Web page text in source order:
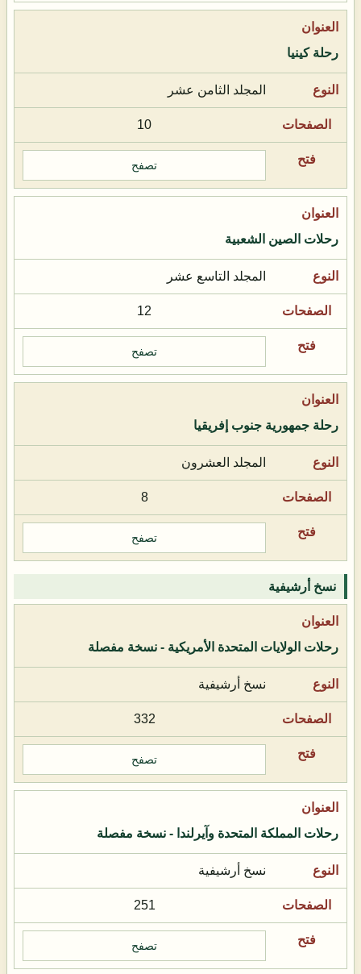
رحلة كينيا
المجلد الثامن عشر
10
تصفح
رحلات الصين الشعبية
المجلد التاسع عشر
12
تصفح
رحلة جمهورية جنوب إفريقيا
المجلد العشرون
8
تصفح
نسخ أرشيفية
رحلات الولايات المتحدة الأمريكية - نسخة مفصلة
نسخ أرشيفية
332
تصفح
رحلات المملكة المتحدة وآيرلندا - نسخة مفصلة
نسخ أرشيفية
251
تصفح